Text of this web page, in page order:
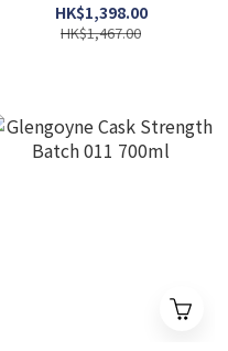
HK$1,398.00
HK$1,467.00